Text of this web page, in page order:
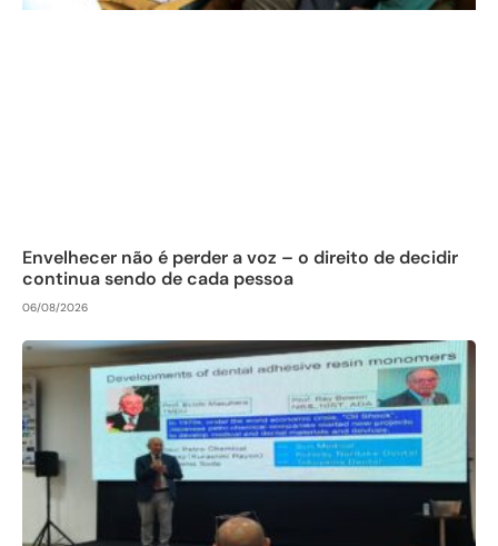
Envelhecer não é perder a voz – o direito de decidir
continua sendo de cada pessoa
06/08/2026